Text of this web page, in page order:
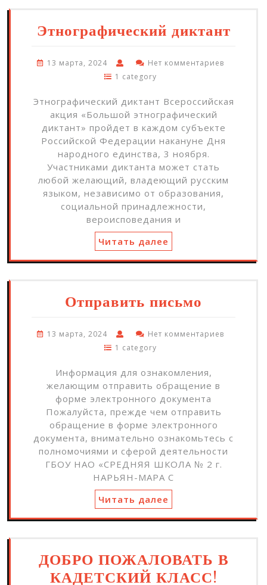
Этнографический диктант
13 марта, 2024
Нет комментариев
1 category
Этнографический диктант Всероссийская
акция «Большой этнографический
диктант» пройдет в каждом субъекте
Российской Федерации накануне Дня
народного единства, 3 ноября.
Участниками диктанта может стать
любой желающий, владеющий русским
языком, независимо от образования,
социальной принадлежности,
вероисповедания и
Читать далее
Отправить письмо
13 марта, 2024
Нет комментариев
1 category
Информация для ознакомления,
желающим отправить обращение в
форме электронного документа
Пожалуйста, прежде чем отправить
обращение в форме электронного
документа, внимательно ознакомьтесь с
полномочиями и сферой деятельности
ГБОУ НАО «СРЕДНЯЯ ШКОЛА № 2 г.
НАРЬЯН-МАРА С
Читать далее
ДОБРО ПОЖАЛОВАТЬ В
КАДЕТСКИЙ КЛАСС!